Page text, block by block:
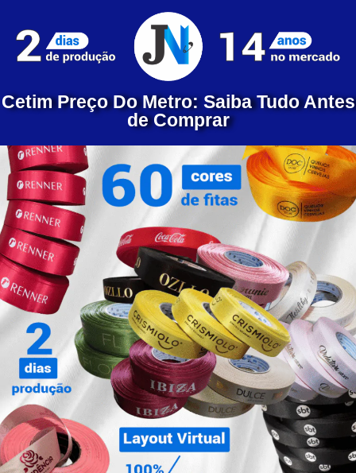
Cetim Preço Do Metro: Saiba Tudo Antes
de Comprar